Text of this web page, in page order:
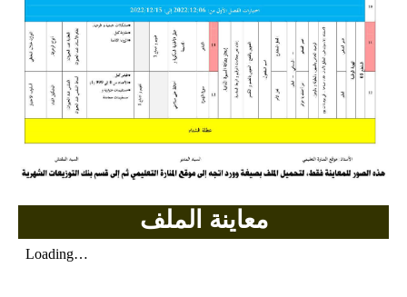
شهادة التعليم المتوسط
بنك الفروض و الاختبارات
محفظة الأستاذ
دفاتر استاذ التعليم الابتدائي
معاينة الملف